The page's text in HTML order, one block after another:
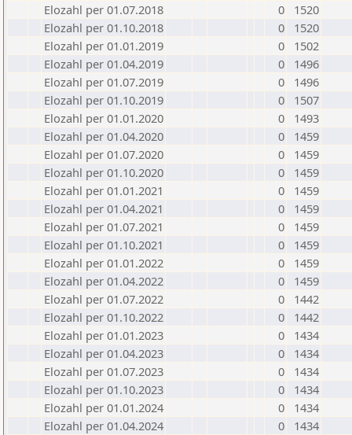
Elozahl per 01.07.2018
0
1520
Elozahl per 01.10.2018
0
1520
Elozahl per 01.01.2019
0
1502
Elozahl per 01.04.2019
0
1496
Elozahl per 01.07.2019
0
1496
Elozahl per 01.10.2019
0
1507
Elozahl per 01.01.2020
0
1493
Elozahl per 01.04.2020
0
1459
Elozahl per 01.07.2020
0
1459
Elozahl per 01.10.2020
0
1459
Elozahl per 01.01.2021
0
1459
Elozahl per 01.04.2021
0
1459
Elozahl per 01.07.2021
0
1459
Elozahl per 01.10.2021
0
1459
Elozahl per 01.01.2022
0
1459
Elozahl per 01.04.2022
0
1459
Elozahl per 01.07.2022
0
1442
Elozahl per 01.10.2022
0
1442
Elozahl per 01.01.2023
0
1434
Elozahl per 01.04.2023
0
1434
Elozahl per 01.07.2023
0
1434
Elozahl per 01.10.2023
0
1434
Elozahl per 01.01.2024
0
1434
Elozahl per 01.04.2024
0
1434